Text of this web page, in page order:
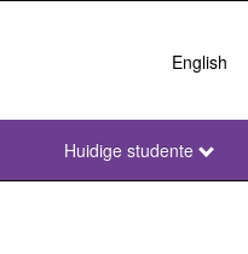
English
NWU
Huidige studente